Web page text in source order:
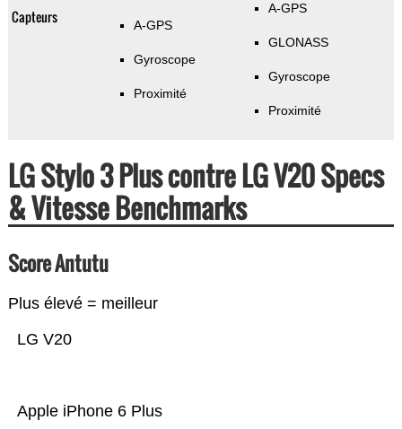
Capteurs A-GPS
Gyroscope
Proximité
A-GPS
GLONASS
Gyroscope
Proximité
LG Stylo 3 Plus contre LG V20 Specs
& Vitesse Benchmarks
Score Antutu
Plus élevé = meilleur
Apple iPhone 6 Plus
LG V20